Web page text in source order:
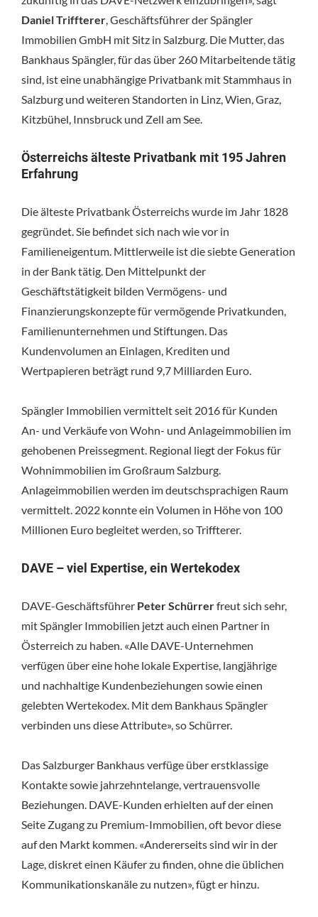
Daniel Triffterer , Geschäftsführer der Spängler
Immobilien GmbH mit Sitz in Salzburg. Die Mutter, das
Bankhaus Spängler, für das über 260 Mitarbeitende tätig
sind, ist eine unabhängige Privatbank mit Stammhaus in
Salzburg und weiteren Standorten in Linz, Wien, Graz,
Kitzbühel, Innsbruck und Zell am See.
Österreichs älteste Privatbank mit 195 Jahren
Erfahrung
Die älteste Privatbank Österreichs wurde im Jahr 1828
gegründet. Sie befindet sich nach wie vor in
Familieneigentum. Mittlerweile ist die siebte Generation
in der Bank tätig. Den Mittelpunkt der
Geschäftstätigkeit bilden Vermögens- und
Finanzierungskonzepte für vermögende Privatkunden,
Familienunternehmen und Stiftungen. Das
Kundenvolumen an Einlagen, Krediten und
Wertpapieren beträgt rund 9,7 Milliarden Euro.
Spängler Immobilien vermittelt seit 2016 für Kunden
An- und Verkäufe von Wohn- und Anlageimmobilien im
gehobenen Preissegment. Regional liegt der Fokus für
Wohnimmobilien im Großraum Salzburg.
Anlageimmobilien werden im deutschsprachigen Raum
vermittelt. 2022 konnte ein Volumen in Höhe von 100
Millionen Euro begleitet werden, so Triffterer.
DAVE – viel Expertise, ein Wertekodex
DAVE-Geschäftsführer Peter Schürrerfreut sich sehr,
mit Spängler Immobilien jetzt auch einen Partner in
Österreich zu haben. «Alle DAVE-Unternehmen
verfügen über eine hohe lokale Expertise, langjährige
und nachhaltige Kundenbeziehungen sowie einen
gelebten Wertekodex. Mit dem Bankhaus Spängler
verbinden uns diese Attribute», so Schürrer.
Das Salzburger Bankhaus verfüge über erstklassige
Kontakte sowie jahrzehntelange, vertrauensvolle
Beziehungen. DAVE-Kunden erhielten auf der einen
Seite Zugang zu Premium-Immobilien, oft bevor diese
auf den Markt kommen. «Andererseits sind wir in der
Lage, diskret einen Käufer zu finden, ohne die üblichen
Kommunikationskanäle zu nutzen», fügt er hinzu.